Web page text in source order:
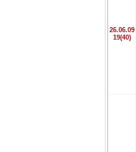
26.06.09
19(40)